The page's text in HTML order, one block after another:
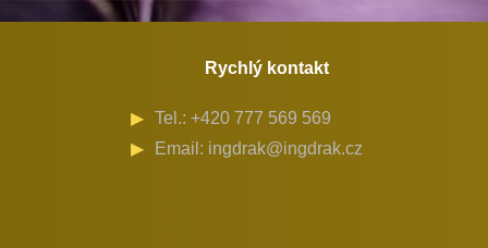
Rychlý kontakt
Tel.: +420 777 569 569
Email: ingdrak@ingdrak.cz